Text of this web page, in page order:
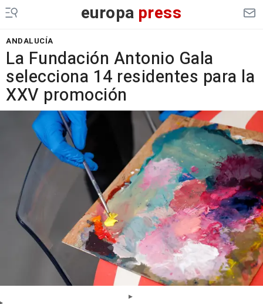
europa press
ANDALUCÍA
La Fundación Antonio Gala
selecciona 14 residentes para la
XXV promoción